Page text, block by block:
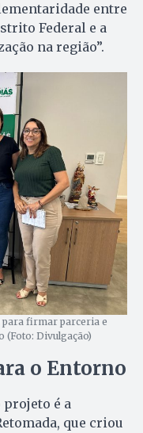
entre
Federal e a
na região”.
para firmar parceria e
(Foto: Divulgação)
o Entorno
é a
que criou